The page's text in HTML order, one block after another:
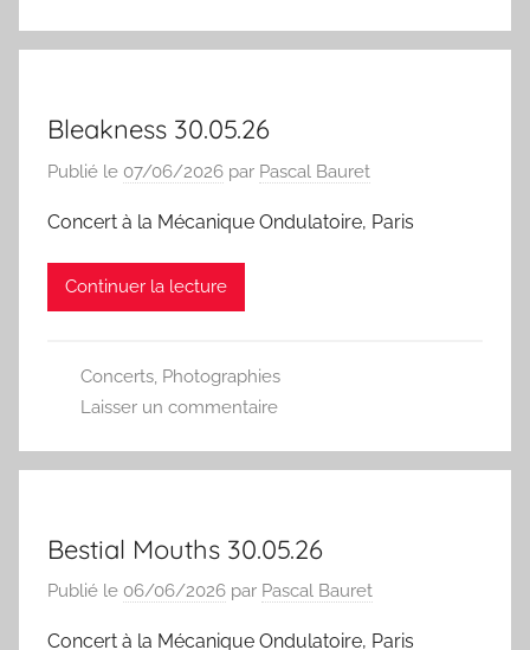
Bleakness 30.05.26
Publié le 07/06/2026 par Pascal Bauret
Concert à la Mécanique Ondulatoire, Paris
Continuer la lecture
Concerts, Photographies
Laisser un commentaire
Bestial Mouths 30.05.26
Publié le 06/06/2026 par Pascal Bauret
Concert à la Mécanique Ondulatoire, Paris